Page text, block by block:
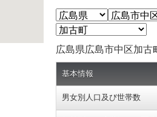
広島県広島市中区加古
基本情報
男女別人口及び世帯数